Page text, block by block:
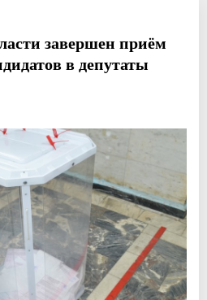
завершен приём
в депутаты